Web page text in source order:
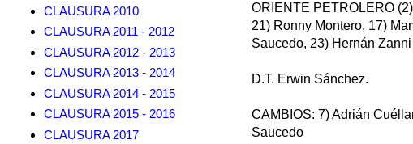
ORIENTE PETROLERO
21) Ronny Montero, 17)
Saucedo, 23) Hernán
D.T. Erwin Sánchez.
CAMBIOS: 7) Adrián
Saucedo
CLAUSURA 2010
CLAUSURA 2011 - 2012
CLAUSURA 2012 - 2013
CLAUSURA 2013 - 2014
CLAUSURA 2014 - 2015
CLAUSURA 2015 - 2016
CLAUSURA 2017